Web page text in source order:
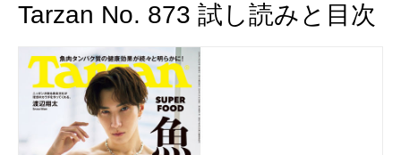
Tarzan No. 873 試し読みと目次